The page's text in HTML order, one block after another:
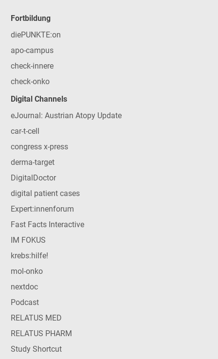
Fortbildung
diePUNKTE:on
apo-campus
check-innere
check-onko
Digital Channels
eJournal: Austrian Atopy Update
car-t-cell
congress x-press
derma-target
DigitalDoctor
digital patient cases
Expert:innenforum
Fast Facts Interactive
IM FOKUS
krebs:hilfe!
mol-onko
nextdoc
Podcast
RELATUS MED
RELATUS PHARM
Study Shortcut